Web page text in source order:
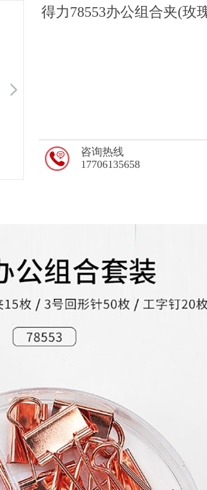
得力78553办公组合夹(玫
咨询热线
17706135658